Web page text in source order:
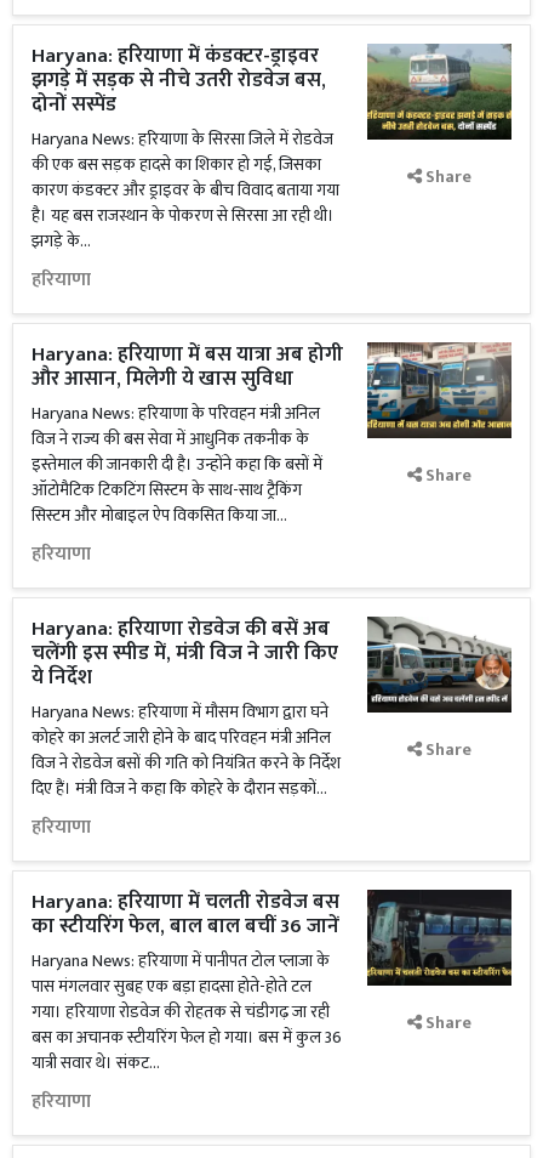
Haryana: हरियाणा में कंडक्टर-ड्राइवर
झगड़े में सड़क से नीचे उतरी रोडवेज बस,
दोनों सस्पेंड
Haryana News: हरियाणा के सिरसा जिले में रोडवेज
की एक बस सड़क हादसे का शिकार हो गई, जिसका
कारण कंडक्टर और ड्राइवर के बीच विवाद बताया गया
है। यह बस राजस्थान के पोकरण से सिरसा आ रही थी।
झगड़े के...
हरियाणा
Share
Haryana: हरियाणा में बस यात्रा अब होगी
और आसान, मिलेगी ये खास सुविधा
Haryana News: हरियाणा के परिवहन मंत्री अनिल
विज ने राज्य की बस सेवा में आधुनिक तकनीक के
इस्तेमाल की जानकारी दी है। उन्होंने कहा कि बसों में
ऑटोमैटिक टिकटिंग सिस्टम के साथ-साथ ट्रैकिंग
सिस्टम और मोबाइल ऐप विकसित किया जा...
हरियाणा
Share
Haryana: हरियाणा रोडवेज की बसें अब
चलेंगी इस स्पीड में, मंत्री विज ने जारी किए
ये निर्देश
Haryana News: हरियाणा में मौसम विभाग द्वारा घने
कोहरे का अलर्ट जारी होने के बाद परिवहन मंत्री अनिल
विज ने रोडवेज बसों की गति को नियंत्रित करने के निर्देश
दिए हैं। मंत्री विज ने कहा कि कोहरे के दौरान सड़कों...
हरियाणा
Share
Haryana: हरियाणा में चलती रोडवेज बस
का स्टीयरिंग फेल, बाल बाल बचीं 36 जानें
Haryana News: हरियाणा में पानीपत टोल प्लाजा के
पास मंगलवार सुबह एक बड़ा हादसा होते-होते टल
गया। हरियाणा रोडवेज की रोहतक से चंडीगढ़ जा रही
बस का अचानक स्टीयरिंग फेल हो गया। बस में कुल 36
यात्री सवार थे। संकट...
हरियाणा
Share